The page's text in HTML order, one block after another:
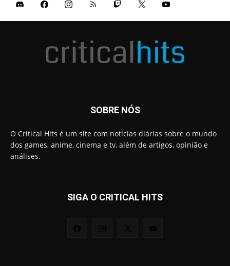
SOBRE NÓS
O Critical Hits é um site com notícias diárias sobre o mundo
dos games, anime, cinema e tv, além de artigos, opinião e
análises.
SIGA O CRITICAL HITS